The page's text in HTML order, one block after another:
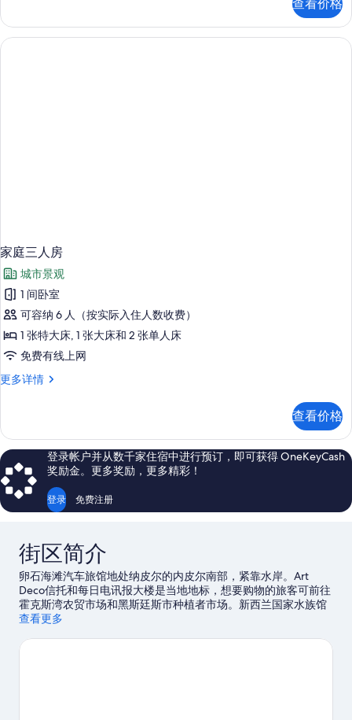
Non
Ocean
(Art
Deco,
Upper
查看价格
家庭三人房
城市景观
1 间卧室
可容纳 6 人（按实际入住人数收费）
1 张特大床, 1 张大床和 2 张单人床
免费有线上网
更多详情
家
房
更
多
信
息
查看价格
登录帐户并从数千家住宿中进行预订，即可获得 OneKeyCash
奖励金。更多奖励，更多精彩！
登录 免费注册
街区简介
卵石海滩汽车旅馆地处纳皮尔的内皮尔南部，紧靠水岸。Art
Deco信托和每日电讯报大楼是当地地标，想要购物的旅客可前往
霍克斯湾农贸市场和黑斯廷斯市种植者市场。新西兰国家水族馆
和法拉第中心同样值得参观。您可就近选择划皮艇和滑水，尽情
行，体验优美的户外风景。
查看更多